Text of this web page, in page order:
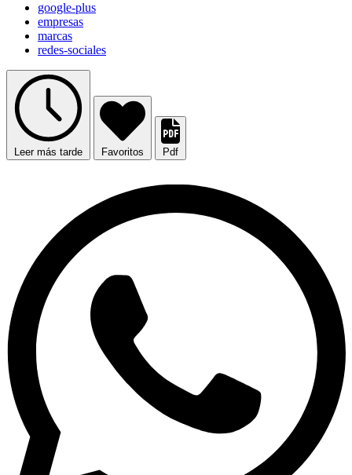
google-plus
empresas
marcas
redes-sociales
Leer más tarde Favoritos Pdf